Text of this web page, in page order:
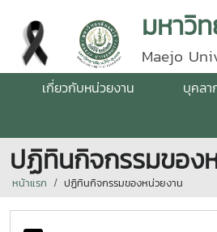
มหาวิ
Maejo
เกี่ยวกับหน่วยงาน บุคลา
ปฏิทินกิจกรรมของ
หน้าแรก ปฏิทินกิจกรรมของหน่วยงาน